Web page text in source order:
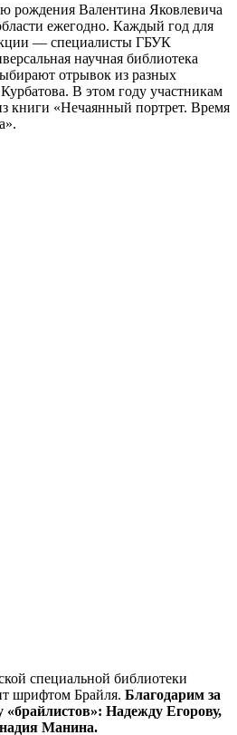
рождения Валентина Яковлевича
ежегодно. Каждый год для
— специалисты ГБУК
научная библиотека
отрывок из разных
В этом году участникам
книги «Нечаянный портрет. Время
специальной библиотеки
шрифтом Брайля. Благодарим за
«брайлистов»: Надежду Егорову,
Манина.